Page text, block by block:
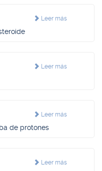
Leer más
Leer más
Leer más
de protones
Leer más